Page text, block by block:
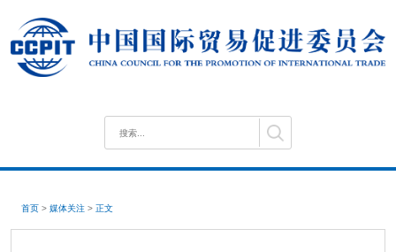
首页 > 媒体关注 > 正文